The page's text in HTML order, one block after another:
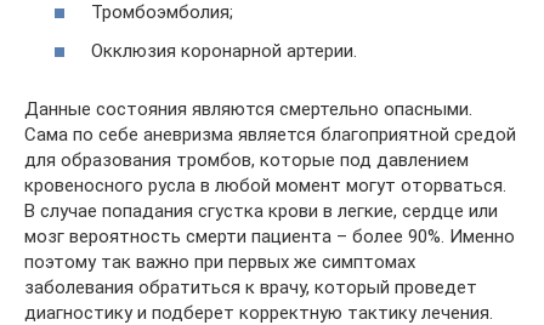
Тромбоэмболия;
Окклюзия коронарной артерии.
Данные состояния являются смертельно опасными.
Сама по себе аневризма является благоприятной средой
для образования тромбов, которые под давлением
кровеносного русла в любой момент могут оторваться.
В случае попадания сгустка крови в легкие, сердце или
мозг вероятность смерти пациента – более 90%. Именно
поэтому так важно при первых же симптомах
заболевания обратиться к врачу, который проведет
диагностику и подберет корректную тактику лечения.